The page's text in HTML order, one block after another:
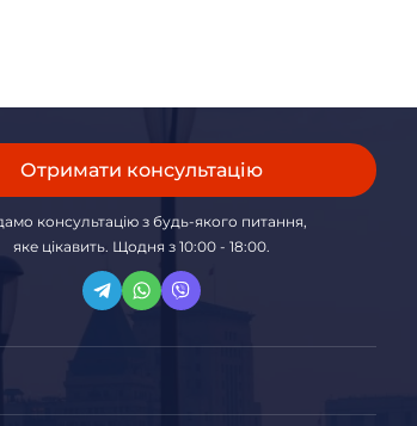
Отримати консультацію
консультацію з будь-якого питання,
яке цікавить. Щодня з 10:00 - 18:00.